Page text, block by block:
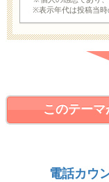
※表示年代は投稿当時
このテー
電話カウ